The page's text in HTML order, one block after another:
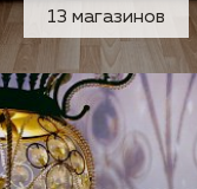
13 магазинов